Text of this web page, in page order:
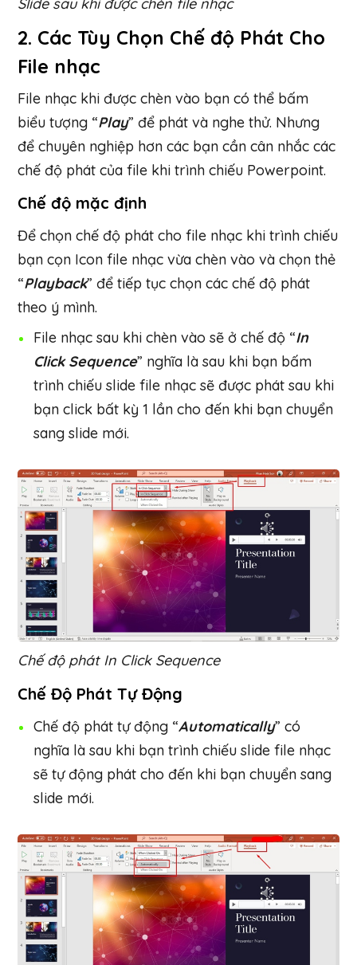
Slide sau khi được chèn file nhạc
2. Các Tùy Chọn Chế độ Phát Cho
File nhạc
File nhạc khi được chèn vào bạn có thể bấm
biểu tượng “Play” để phát và nghe thử. Nhưng
để chuyên nghiệp hơn các bạn cần cân nhắc các
chế độ phát của file khi trình chiếu Powerpoint.
Chế độ mặc định
Để chọn chế độ phát cho file nhạc khi trình chiếu
bạn cọn Icon file nhạc vừa chèn vào và chọn thẻ
“Playback” để tiếp tục chọn các chế độ phát
theo ý mình.
File nhạc sau khi chèn vào sẽ ở chế độ “In
Click Sequence” nghĩa là sau khi bạn bấm
trình chiếu slide file nhạc sẽ được phát sau khi
bạn click bất kỳ 1 lần cho đến khi bạn chuyển
sang slide mới.
Chế độ phát In Click Sequence
Chế Độ Phát Tự Động
Chế độ phát tự động “Automatically” có
nghĩa là sau khi bạn trình chiếu slide file nhạc
sẽ tự động phát cho đến khi bạn chuyển sang
slide mới.